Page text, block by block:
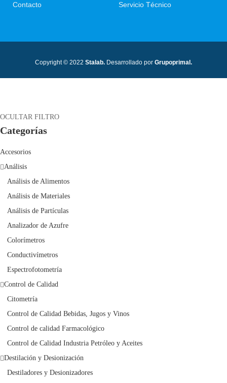
Contacto
Servicio Técnico
Copyright © 2022 Stalab. Desarrollado por Grupoprimal.
OCULTAR FILTRO
Categorías
Accesorios
Análisis
Análisis de Alimentos
Análisis de Materiales
Análisis de Partículas
Analizador de Azufre
Colorímetros
Conductivímetros
Espectrofotometría
Control de Calidad
Citometría
Control de Calidad Bebidas, Jugos y Vinos
Control de calidad Farmacológico
Control de Calidad Industria Petróleo y Aceites
Destilación y Desionización
Destiladores y Desionizadores